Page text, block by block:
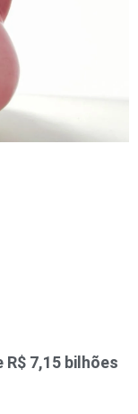
7,15 bilhões